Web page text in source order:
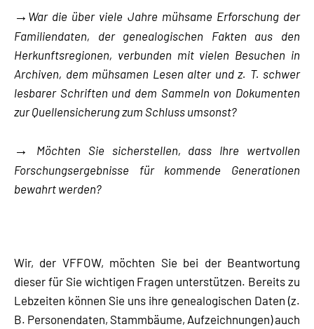
→ War die über viele Jahre mühsame Erforschung der
Familiendaten, der genealogischen Fakten aus den
Herkunftsregionen, verbunden mit vielen Besuchen in
Archiven, dem mühsamen Lesen alter und z. T. schwer
lesbarer Schriften und dem Sammeln von Dokumenten
zur Quellensicherung zum Schluss umsonst?
→
Möchten Sie sicherstellen, dass Ihre wertvollen
Forschungsergebnisse für kommende Generationen
bewahrt werden?
Wir, der VFFOW, möchten Sie bei der Beantwortung
dieser für Sie wichtigen Fragen unterstützen. Bereits zu
Lebzeiten können Sie uns ihre genealogischen Daten (z.
B. Personendaten, Stammbäume, Aufzeichnungen) auch